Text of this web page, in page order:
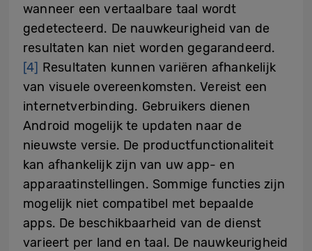
wanneer een vertaalbare taal wordt
gedetecteerd. De nauwkeurigheid van de
resultaten kan niet worden gegarandeerd.
[4] Resultaten kunnen variëren afhankelijk
van visuele overeenkomsten. Vereist een
internetverbinding. Gebruikers dienen
Android mogelijk te updaten naar de
nieuwste versie. De productfunctionaliteit
kan afhankelijk zijn van uw app- en
apparaatinstellingen. Sommige functies zijn
mogelijk niet compatibel met bepaalde
apps. De beschikbaarheid van de dienst
varieert per land en taal. De nauwkeurigheid